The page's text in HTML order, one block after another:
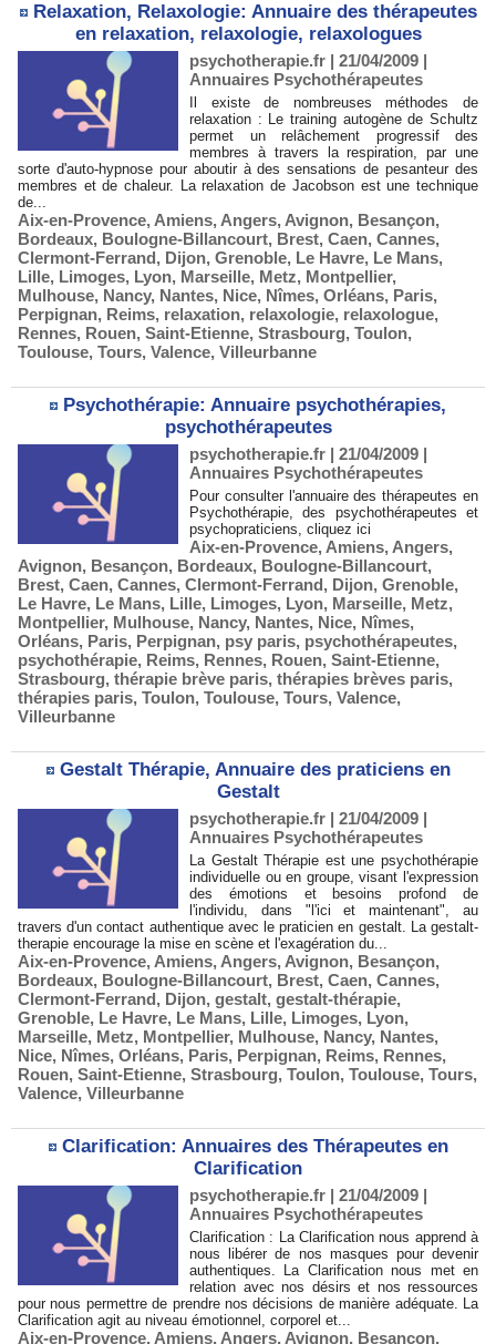
Relaxation, Relaxologie: Annuaire des thérapeutes
en relaxation, relaxologie, relaxologues
psychotherapie.fr | 21/04/2009 |
Annuaires Psychothérapeutes
Il existe de nombreuses méthodes de
relaxation : Le training autogène de Schultz
permet un relâchement progressif des
membres à travers la respiration, par une
sorte d'auto-hypnose pour aboutir à des sensations de pesanteur des
membres et de chaleur. La relaxation de Jacobson est une technique
de...
Aix-en-Provence, Amiens, Angers, Avignon, Besançon,
Bordeaux, Boulogne-Billancourt, Brest, Caen, Cannes,
Clermont-Ferrand, Dijon, Grenoble, Le Havre, Le Mans,
Lille, Limoges, Lyon, Marseille, Metz, Montpellier,
Mulhouse, Nancy, Nantes, Nice, Nîmes, Orléans, Paris,
Perpignan, Reims, relaxation, relaxologie, relaxologue,
Rennes, Rouen, Saint-Etienne, Strasbourg, Toulon,
Toulouse, Tours, Valence, Villeurbanne
Psychothérapie: Annuaire psychothérapies,
psychothérapeutes
psychotherapie.fr | 21/04/2009 |
Annuaires Psychothérapeutes
Pour consulter l'annuaire des thérapeutes en
Psychothérapie, des psychothérapeutes et
psychopraticiens, cliquez ici
Aix-en-Provence, Amiens, Angers,
Avignon, Besançon, Bordeaux, Boulogne-Billancourt,
Brest, Caen, Cannes, Clermont-Ferrand, Dijon, Grenoble,
Le Havre, Le Mans, Lille, Limoges, Lyon, Marseille, Metz,
Montpellier, Mulhouse, Nancy, Nantes, Nice, Nîmes,
Orléans, Paris, Perpignan, psy paris, psychothérapeutes,
psychothérapie, Reims, Rennes, Rouen, Saint-Etienne,
Strasbourg, thérapie brève paris, thérapies brèves paris,
thérapies paris, Toulon, Toulouse, Tours, Valence,
Villeurbanne
Gestalt Thérapie, Annuaire des praticiens en
Gestalt
psychotherapie.fr | 21/04/2009 |
Annuaires Psychothérapeutes
La Gestalt Thérapie est une psychothérapie
individuelle ou en groupe, visant l'expression
des émotions et besoins profond de
l'individu, dans "l'ici et maintenant", au
travers d'un contact authentique avec le praticien en gestalt. La gestalt-
therapie encourage la mise en scène et l'exagération du...
Aix-en-Provence, Amiens, Angers, Avignon, Besançon,
Bordeaux, Boulogne-Billancourt, Brest, Caen, Cannes,
Clermont-Ferrand, Dijon, gestalt, gestalt-thérapie,
Grenoble, Le Havre, Le Mans, Lille, Limoges, Lyon,
Marseille, Metz, Montpellier, Mulhouse, Nancy, Nantes,
Nice, Nîmes, Orléans, Paris, Perpignan, Reims, Rennes,
Rouen, Saint-Etienne, Strasbourg, Toulon, Toulouse, Tours,
Valence, Villeurbanne
Clarification: Annuaires des Thérapeutes en
Clarification
psychotherapie.fr | 21/04/2009 |
Annuaires Psychothérapeutes
Clarification : La Clarification nous apprend à
nous libérer de nos masques pour devenir
authentiques. La Clarification nous met en
relation avec nos désirs et nos ressources
pour nous permettre de prendre nos décisions de manière adéquate. La
Clarification agit au niveau émotionnel, corporel et...
Aix-en-Provence, Amiens, Angers, Avignon, Besançon,